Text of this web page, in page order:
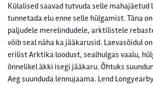
Külalised saavad tutvuda selle mahajäetud
tunnetada elu enne selle hülgamist. Täna
paljudele merelindudele, arktilistele
võib seal näha ka jääkarusid. Laevasõidul
erilist Arktika loodust, sealhulgas vaalu,
õnnelikel äkki isegi jääkaru. Õhtuks
Aeg suunduda lennujaama. Lend